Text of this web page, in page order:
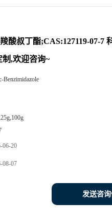
酸叔丁酯;CAS:127119-07-7
,欢迎咨询~
Benzimidazole
06-20
08-07
发送咨